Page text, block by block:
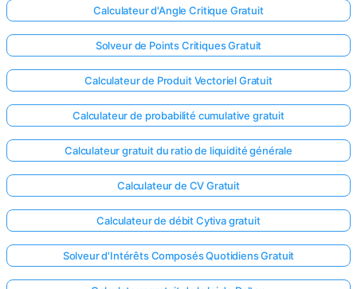
Calculateur d'Angle Critique Gratuit
Solveur de Points Critiques Gratuit
Calculateur de Produit Vectoriel Gratuit
Calculateur de probabilité cumulative gratuit
Calculateur gratuit du ratio de liquidité générale
Calculateur de CV Gratuit
Calculateur de débit Cytiva gratuit
Solveur d'Intérêts Composés Quotidiens Gratuit